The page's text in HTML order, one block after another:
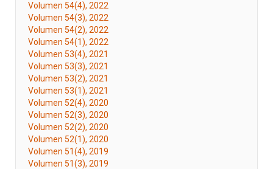
Volumen 54(4), 2022
Volumen 54(3), 2022
Volumen 54(2), 2022
Volumen 54(1), 2022
Volumen 53(4), 2021
Volumen 53(3), 2021
Volumen 53(2), 2021
Volumen 53(1), 2021
Volumen 52(4), 2020
Volumen 52(3), 2020
Volumen 52(2), 2020
Volumen 52(1), 2020
Volumen 51(4), 2019
Volumen 51(3), 2019